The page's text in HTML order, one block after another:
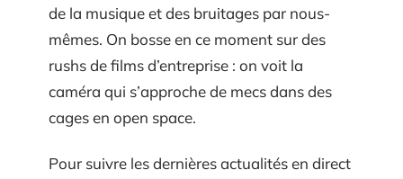
de la musique et des bruitages par nous-
mêmes. On bosse en ce moment sur des
rushs de films d’entreprise : on voit la
caméra qui s’approche de mecs dans des
cages en open space.
Pour suivre les dernières actualités en direct